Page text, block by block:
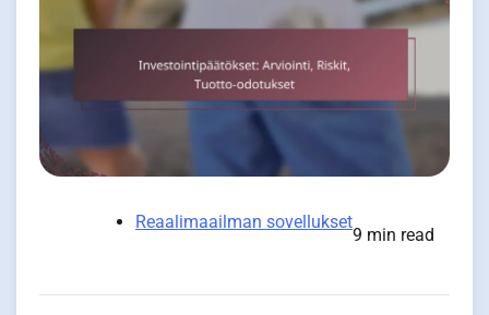
Reaalimaailman sovellukset
9 min read